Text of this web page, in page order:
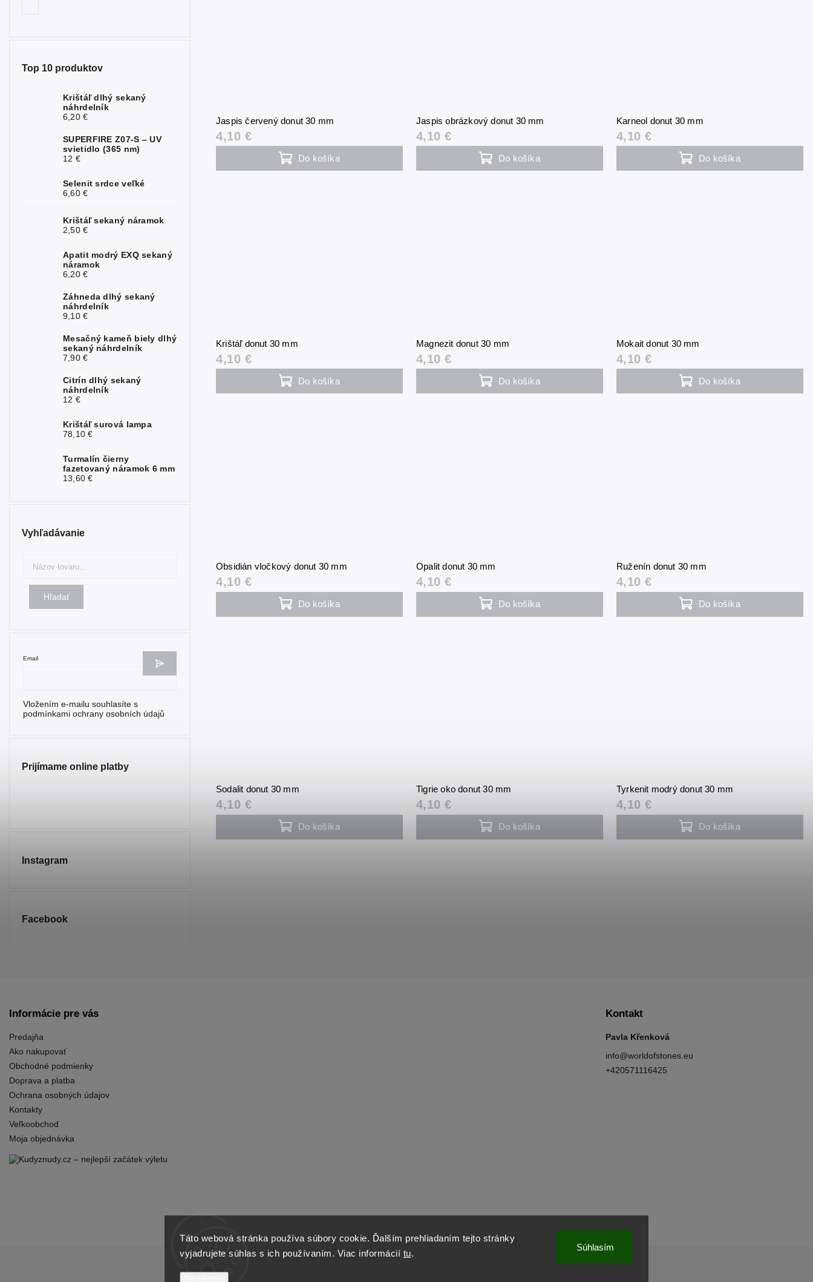
Táto webová stránka používa súbory cookie. Ďalším prehliadaním tejto stránky
vyjadrujete súhlas s ich používaním. Viac informácií tu.
Súhlasím
Top 10 produktov
Krištáľ dlhý sekaný
náhrdelník
6,20 €
SUPERFIRE Z07-S – UV
svietidlo (365 nm)
12 €
Selenit srdce veľké
6,60 €
Krištáľ sekaný náramok
2,50 €
Apatit modrý EXQ sekaný
náramok
6,20 €
Záhneda dlhý sekaný
náhrdelník
9,10 €
Mesačný kameň biely dlhý
sekaný náhrdelník
7,90 €
Citrín dlhý sekaný
náhrdelník
12 €
Krištáľ surová lampa
78,10 €
Turmalín čierny
fazetovaný náramok 6 mm
13,60 €
Vyhľadávanie
Hľadať
Email
Vložením e-mailu souhlasíte s
podmínkami ochrany osobních údajů
Prijímame online platby
Instagram
Facebook
Jaspis červený donut 30 mm
4,10 €
Do košíka
Jaspis obrázkový donut 30 mm
4,10 €
Do košíka
Karneol donut 30 mm
4,10 €
Do košíka
Krištáľ donut 30 mm
4,10 €
Do košíka
Magnezit donut 30 mm
4,10 €
Do košíka
Mokait donut 30 mm
4,10 €
Do košíka
Obsidián vločkový donut 30 mm
4,10 €
Do košíka
Opalit donut 30 mm
4,10 €
Do košíka
Ruženín donut 30 mm
4,10 €
Do košíka
Sodalit donut 30 mm
4,10 €
Do košíka
Tigrie oko donut 30 mm
4,10 €
Do košíka
Tyrkenit modrý donut 30 mm
4,10 €
Do košíka
Informácie pre vás
Predajňa
Ako nakupovať
Obchodné podmienky
Doprava a platba
Ochrana osobných údajov
Kontakty
Veľkoobchod
Moja objednávka
Kontakt
Pavla Křenková
info@worldofstones.eu
+420571116425